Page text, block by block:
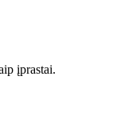
įprastai.